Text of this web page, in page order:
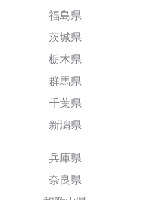
福島県
茨城県
栃木県
群馬県
千葉県
新潟県
兵庫県
奈良県